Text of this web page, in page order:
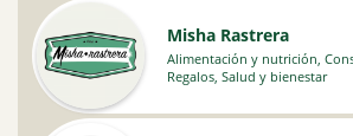
Misha Rastrera
Alimentación y nutrición,
Regalos, Salud y bienestar